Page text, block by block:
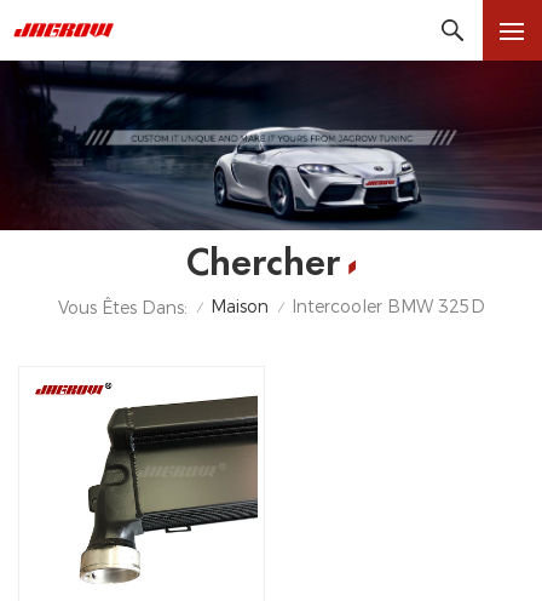
Chercher
Vous Êtes Dans: / Maison / Intercooler BMW 325D